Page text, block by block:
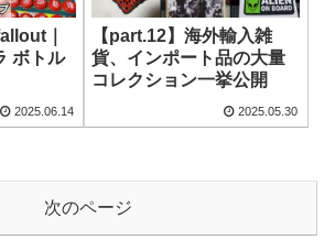
｜
ボトル
2025.06.14
【part.12】海外輸入雑
貨、インポート品の大量
コレクション一挙公開
2025.05.30
次のページ